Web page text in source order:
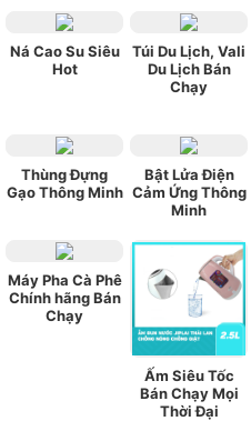
Ná Cao Su Siêu
Hot
Túi Du Lịch, Vali
Du Lịch Bán
Chạy
Thùng Đựng
Gạo Thông Minh
Bật Lửa Điện
Cảm Ứng Thông
Minh
Máy Pha Cà Phê
Chính hãng Bán
Chạy
Ấm Siêu Tốc
Bán Chạy Mọi
Thời Đại